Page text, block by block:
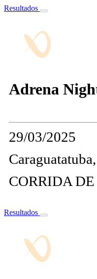
Resultados
Adrena
29/03/2025
CORRIDA
Resultados